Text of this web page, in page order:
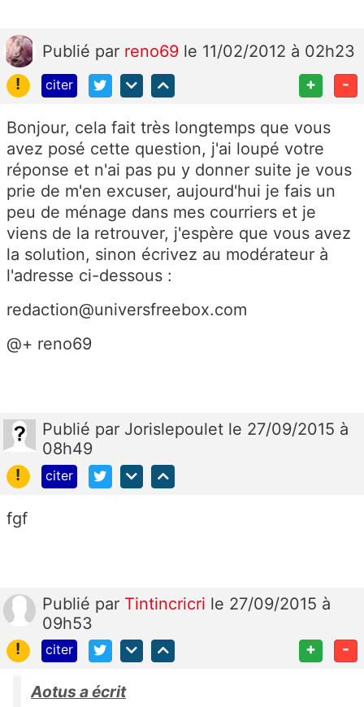
Publié par reno69 le 11/02/2012 à 02h23
!
citer + -
Bonjour, cela fait très longtemps que vous
avez posé cette question, j'ai loupé votre
réponse et n'ai pas pu y donner suite je vous
prie de m'en excuser, aujourd'hui je fais un
peu de ménage dans mes courriers et je
viens de la retrouver, j'espère que vous avez
la solution, sinon écrivez au modérateur à
l'adresse ci-dessous :
redaction@universfreebox.com
@+ reno69
Publié par Jorislepoulet le 27/09/2015 à
08h49
!
citer
fgf
Publié par Tintincricri le 27/09/2015 à
09h53
!
citer + -
Aotus a écrit